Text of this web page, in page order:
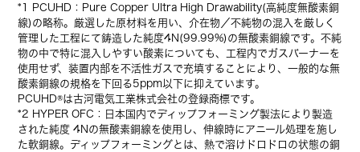
*1 PCUHD：Pure Copper Ultra High Drawability(高純度無酸素銅
線)の略称。厳選した原材料を用い、介在物／不純物の混入を厳しく
管理した工程にて鋳造した純度4N(99.99%)の無酸素銅線です。不純
物の中で特に混入しやすい酸素についても、工程内でガスバーナーを
使用せず、装置内部を不活性ガスで充填することにより、一般的な無
酸素銅線の規格を下回る5ppm以下に抑えています。
PCUHD®は古河電気工業株式会社の登録商標です。
*2 HYPER OFC：日本国内でディップフォーミング製法により製造
された純度 4Nの無酸素銅線を使用し、伸線時にアニール処理を施し
た軟銅線。ディップフォーミングとは、熱で溶けドロドロの状態の銅